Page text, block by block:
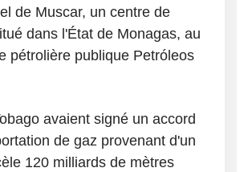
de Muscar, un centre de
dans l'État de Monagas, au
pétrolière publique Petróleos
avaient signé un accord
de gaz provenant d'un
120 milliards de mètres